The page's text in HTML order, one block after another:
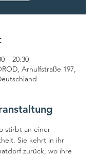
– 20:30
Arnulfstraße 197,
stirbt an einer
Sie kehrt in ihr
zurück, wo ihre